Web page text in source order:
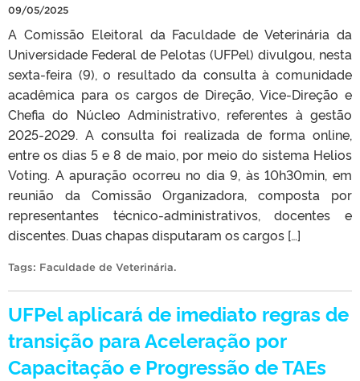
09/05/2025
A Comissão Eleitoral da Faculdade de Veterinária da
Universidade Federal de Pelotas (UFPel) divulgou, nesta
sexta-feira (9), o resultado da consulta à comunidade
acadêmica para os cargos de Direção, Vice-Direção e
Chefia do Núcleo Administrativo, referentes à gestão
2025-2029. A consulta foi realizada de forma online,
entre os dias 5 e 8 de maio, por meio do sistema Helios
Voting. A apuração ocorreu no dia 9, às 10h30min, em
reunião da Comissão Organizadora, composta por
representantes técnico-administrativos, docentes e
discentes. Duas chapas disputaram os cargos […]
Tags: Faculdade de Veterinária.
UFPel aplicará de imediato regras de
transição para Aceleração por
Capacitação e Progressão de TAEs